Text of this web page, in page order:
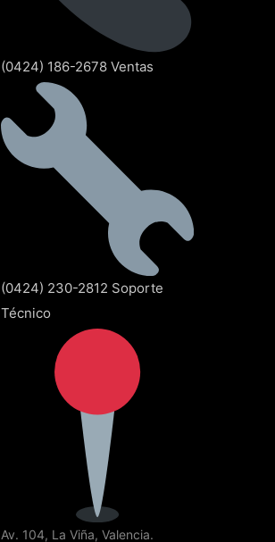
(0424) 186-2678 Ventas
(0424) 230-2812 Soporte
Técnico
Av. 104, La Viña, Valencia.